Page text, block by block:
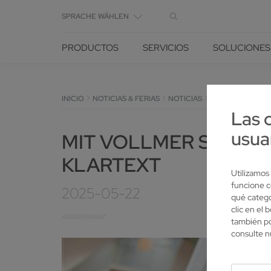
Las
funcione
qué
clic en el
también
consulte
SPRACHE WÄHLEN
PRODUCTOS SERVICIOS SOLUCIONES
INICIO NOTICIAS & FERIAS NOTICIAS
MIT VOLLMER
KLARTEXT
2025-05-22